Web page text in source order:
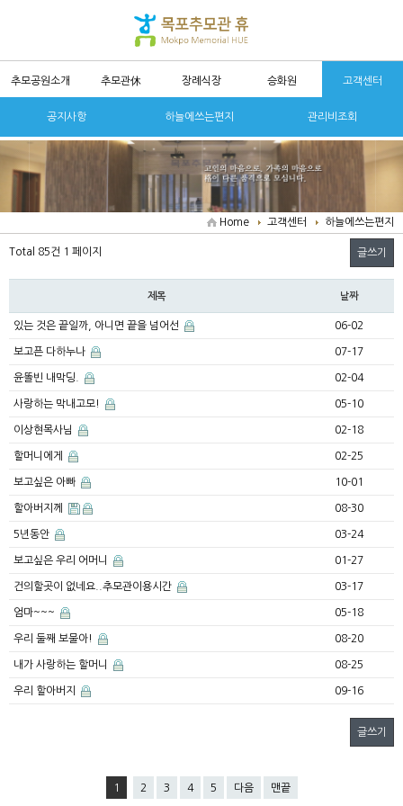
추모공원소개 추모관休 장례식장 승화원 고객센터
공지사항 하늘에쓰는편지 관리비조회
Home 고객센터 하늘에쓰는편지
Total 85건 1 페이지 글쓰기
제목 날짜
있는 것은 끝일까, 아니면 끝을 넘어선 06-02
보고픈 다하누나 07-17
윤똘빈 내막딩. 02-04
사랑하는 막내고모! 05-10
이상현목사님 02-18
할머니에게 02-25
보고싶은 아빠 10-01
할아버지께 08-30
5년동안 03-24
보고싶은 우리 어머니 01-27
건의할곳이 없네요..추모관이용시간 03-17
엄마~~~ 05-18
우리 둘째 보물아! 08-20
내가 사랑하는 할머니 08-25
우리 할아버지 09-16
글쓰기
1 2 3 4 5 다음 맨끝